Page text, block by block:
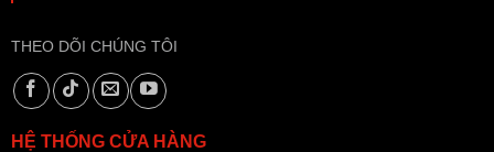
THEO DÕI CHÚNG TÔI
HỆ THỐNG CỬA HÀNG